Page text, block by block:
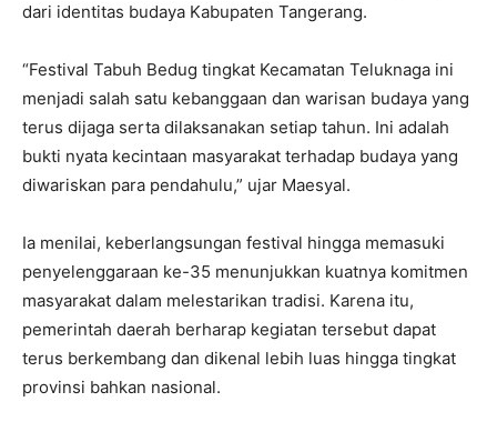
dari identitas budaya Kabupaten Tangerang.
“Festival Tabuh Bedug tingkat Kecamatan Teluknaga ini
menjadi salah satu kebanggaan dan warisan budaya yang
terus dijaga serta dilaksanakan setiap tahun. Ini adalah
bukti nyata kecintaan masyarakat terhadap budaya yang
diwariskan para pendahulu,” ujar Maesyal.
Ia menilai, keberlangsungan festival hingga memasuki
penyelenggaraan ke-35 menunjukkan kuatnya komitmen
masyarakat dalam melestarikan tradisi. Karena itu,
pemerintah daerah berharap kegiatan tersebut dapat
terus berkembang dan dikenal lebih luas hingga tingkat
provinsi bahkan nasional.